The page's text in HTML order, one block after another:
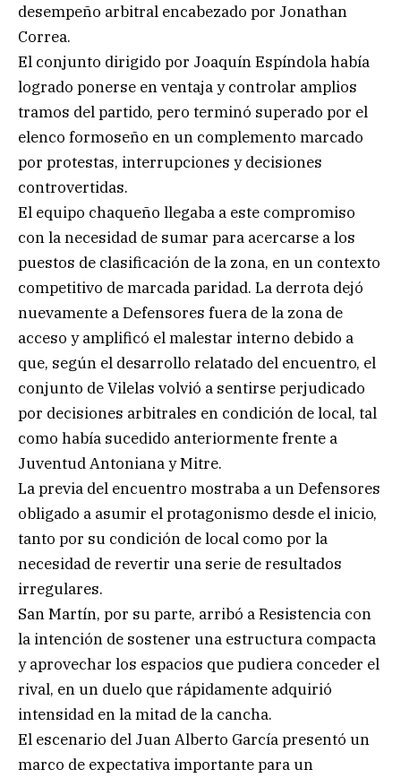
desempeño arbitral encabezado por Jonathan
Correa.
El conjunto dirigido por Joaquín Espíndola había
logrado ponerse en ventaja y controlar amplios
tramos del partido, pero terminó superado por el
elenco formoseño en un complemento marcado
por protestas, interrupciones y decisiones
controvertidas.
El equipo chaqueño llegaba a este compromiso
con la necesidad de sumar para acercarse a los
puestos de clasificación de la zona, en un contexto
competitivo de marcada paridad. La derrota dejó
nuevamente a Defensores fuera de la zona de
acceso y amplificó el malestar interno debido a
que, según el desarrollo relatado del encuentro, el
conjunto de Vilelas volvió a sentirse perjudicado
por decisiones arbitrales en condición de local, tal
como había sucedido anteriormente frente a
Juventud Antoniana y Mitre.
La previa del encuentro mostraba a un Defensores
obligado a asumir el protagonismo desde el inicio,
tanto por su condición de local como por la
necesidad de revertir una serie de resultados
irregulares.
San Martín, por su parte, arribó a Resistencia con
la intención de sostener una estructura compacta
y aprovechar los espacios que pudiera conceder el
rival, en un duelo que rápidamente adquirió
intensidad en la mitad de la cancha.
El escenario del Juan Alberto García presentó un
marco de expectativa importante para un